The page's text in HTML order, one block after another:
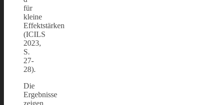
für
kleine
Effektstärken
(ICILS
2023,
S.
27-
28).
Die
Ergebnisse
zeigen,